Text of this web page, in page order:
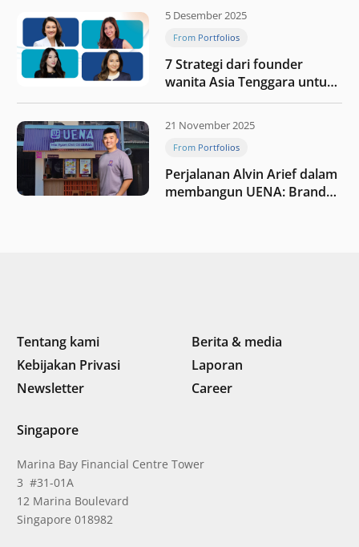
5 Desember 2025
From Portfolios
7 Strategi dari founder
wanita Asia Tenggara untuk
tetap relevan di tengah
perubahan dunia
perdagangan
21 November 2025
From Portfolios
Perjalanan Alvin Arief dalam
membangun UENA : Brand
Tentang kami
Berita & media
Kebijakan Privasi
Laporan
Newsletter
Career
Singapore
Marina Bay Financial Centre Tower
3 #31-01A
12 Marina Boulevard
Singapore 018982